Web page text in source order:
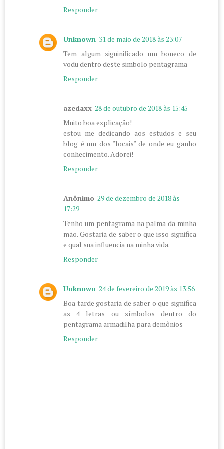
Responder
Unknown 31 de maio de 2018 às 23:07
Tem algum siguinificado um boneco de
vodu dentro deste simbolo pentagrama
Responder
azedaxx 28 de outubro de 2018 às 15:45
Muito boa explicação!
estou me dedicando aos estudos e seu
blog é um dos "locais" de onde eu ganho
conhecimento. Adorei!
Responder
Anônimo 29 de dezembro de 2018 às
17:29
Tenho um pentagrama na palma da minha
mão. Gostaria de saber o que isso significa
e qual sua influencia na minha vida.
Responder
Unknown 24 de fevereiro de 2019 às 13:56
Boa tarde gostaria de saber o que significa
as 4 letras ou símbolos dentro do
pentagrama armadilha para demônios
Responder